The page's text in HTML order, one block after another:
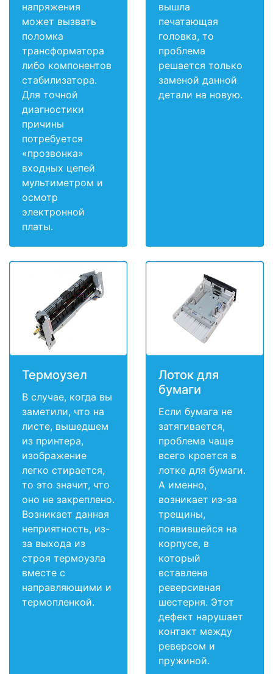
напряжения
может вызвать
поломка
трансформатора
либо компонентов
стабилизатора.
Для точной
диагностики
причины
потребуется
«прозвонка»
входных цепей
мультиметром и
осмотр
электронной
платы.
вышла
печатающая
головка, то
проблема
решается только
заменой данной
детали на новую.
Термоузел
В случае, когда вы
заметили, что на
листе, вышедшем
из принтера,
изображение
легко стирается,
то это значит, что
оно не закреплено.
Возникает данная
неприятность, из-
за выхода из
строя термоузла
вместе с
направляющими и
термопленкой.
Лоток для
бумаги
Если бумага не
затягивается,
проблема чаще
всего кроется в
лотке для бумаги.
А именно,
возникает из-за
трещины,
появившейся на
корпусе, в
который
вставлена
реверсивная
шестерня. Этот
дефект нарушает
контакт между
реверсом и
пружиной.